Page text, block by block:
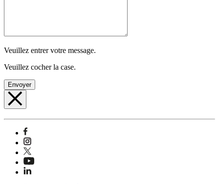
Veuillez entrer votre message.
Veuillez cocher la case.
Envoyer